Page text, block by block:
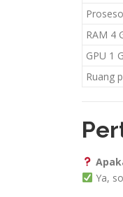
RAM 4
GPU 1
Ruang
Ya,